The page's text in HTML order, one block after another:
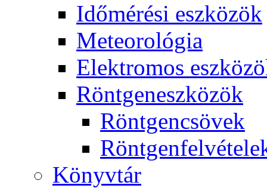
Idő­mé­ré­si esz­kö­zök
Me­te­o­ro­ló­gia
Elekt­ro­mos
Rönt­gen­esz­kö­zök
Rönt­gen­csö­vek
Könyv­tár